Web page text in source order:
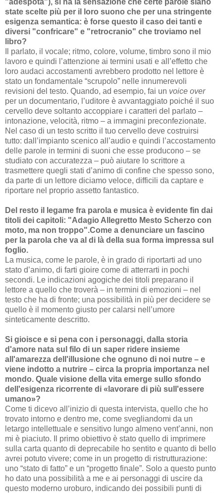
state scelte più per il loro suono che per una stringente
esigenza semantica: è forse questo il caso dei tanti e
diversi "confricare" e "retrocranio" che troviamo nel
libro?
Il parlato, il vocale; ritmo, colore, volume, timbro sono il mio
lavoro e quindi l’attenzione ai termini usati e all’effetto che
loro audaci accostamenti avrebbero prodotto nel lettore è
stato un fondamentale “scrupolo” nelle innumerevoli
revisioni del testo. Quando, ad esempio, fai un voice over
per un documentario, l’uditore è avvantaggiato poiché il suo
cervello deve soltanto accoppiare i caratteri del parlato –
intonazione, velocità, ritmo – a immagini preconfezionate.
Nel caso di un testo scritto il tuo cervello deve costruirsi
tutto: dall’impianto scenico all’audio e quindi l’accostamento
delle parole in termini di suoni che esse producono – se
studiato con accuratezza – può aiutare lo scrittore a
trasmettere quegli stati d’animo di confine che spesso sono,
da parte di un lettore diciamo veloce, difficili da captare e
riportare nel proprio assetto fantastico.
Del resto il legame fra parola e musica è evidente fin dai
titoli dei capitoli: "Adagio Allegretto Mesto Scherzo con
moto, ma non troppo".Come a denunciare un fascino
per la parola che va al di là della sua forma impressa sul
foglio.
La musica, come le parole, è in grado di riportarti ad uno
stato d’animo, di farti gioire come di atterrarti in pochi
secondi. Le indicazioni agogiche dei titoli preparano il
lettore a quello che troverà – in termini di emozioni – nel
testo che ha di fronte; una possibilità in più per decidere se
quello è il momento giusto per calarsi nell’umore
sinteticamente descritto.
Si gioisce e si pena con i personaggi, dalla storia
d'amore nata sul filo di un saper ridere insieme
all'amarezza dell'illusione che ognuno di noi nutre – e
viene indotto a nutrire – circa la propria importanza nel
mondo. Quale visione della vita emerge sullo sfondo
dell'esigenza ricorrente di «lavorare di più sull'essere
umano»?
Come ti dicevo all’inizio di questa intervista, quello che ho
trovato intorno e dentro me, come svegliandomi da un
letargo intellettuale e sensitivo lungo almeno vent’anni, non
mi è piaciuto. Il primo obiettivo è stato quello di imprimere
sulla carta quanto di deprecabile ho sentito e quanto di bello
avrei potuto vivere; come in un progetto di ristrutturazione:
uno “stato di fatto” e un “progetto finale”. Solo a questo punto
ho dato una possibilità a me e ai personaggi di uscire da
questo moderno uroburo, indicando dei possibili punti di